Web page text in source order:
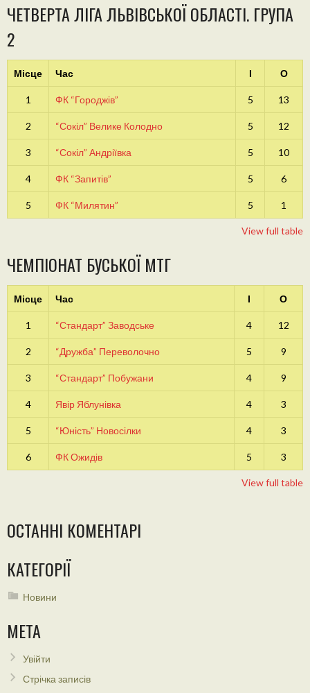
ЧЕТВЕРТА ЛІГА ЛЬВІВСЬКОЇ ОБЛАСТІ. ГРУПА
2
Місце Час І О
1 ФК “Городжів” 5 13
2 “Сокіл” Велике Колодно 5 12
3 “Сокіл” Андріївка 5 10
4 ФК “Запитів” 5 6
5 ФК “Милятин” 5 1
View full table
ЧЕМПІОНАТ БУСЬКОЇ МТГ
Місце Час І О
1 “Стандарт” Заводське 4 12
2 “Дружба” Переволочно 5 9
3 “Стандарт” Побужани 4 9
4 Явір Яблунівка 4 3
5 “Юність” Новосілки 4 3
6 ФК Ожидів 5 3
View full table
ОСТАННІ КОМЕНТАРІ
КАТЕГОРІЇ
Новини
МЕТА
Увійти
Стрічка записів